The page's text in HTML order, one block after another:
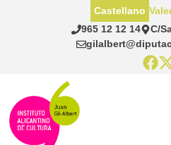
965 12 12 14
C/
Castellano